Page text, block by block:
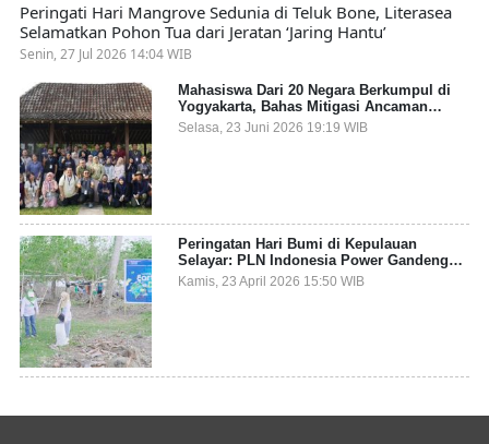
Peringati Hari Mangrove Sedunia di Teluk Bone, Literasea
Selamatkan Pohon Tua dari Jeratan ‘Jaring Hantu’
Senin, 27 Jul 2026 14:04 WIB
Mahasiswa Dari 20 Negara Berkumpul di
Yogyakarta, Bahas Mitigasi Ancaman
Kesehatan Global
Selasa, 23 Juni 2026 19:19 WIB
Peringatan Hari Bumi di Kepulauan
Selayar: PLN Indonesia Power Gandeng
Pemda dan Komunitas, Giatkan Restorasi
Mangrove
Kamis, 23 April 2026 15:50 WIB